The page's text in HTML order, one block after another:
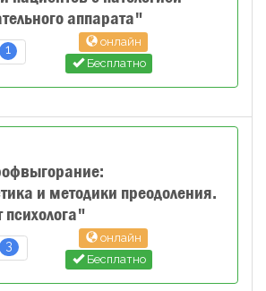
аппарата"
1
онлайн
Бесплатно
и методики преодоления.
психолога"
3
онлайн
Бесплатно